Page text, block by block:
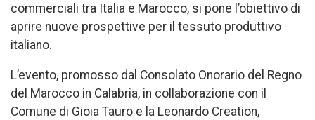
commerciali tra Italia e Marocco, si pone l’obiettivo di
aprire nuove prospettive per il tessuto produttivo
italiano.
L’evento, promosso dal Consolato Onorario del Regno
del Marocco in Calabria, in collaborazione con il
Comune di Gioia Tauro e la Leonardo Creation,